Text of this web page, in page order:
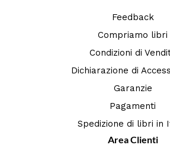
Feedback
Compriamo libri
Condizioni di
Dichiarazione di
Garanzie
Pagamenti
Spedizione di libri in
Area Clienti